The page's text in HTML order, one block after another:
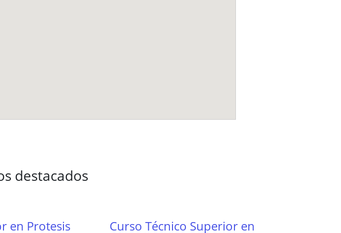
destacados
en Protesis Curso Técnico Superior en